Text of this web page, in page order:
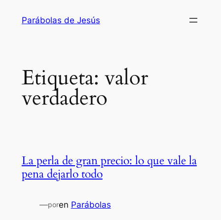
Parábolas de Jesús
Etiqueta: valor
verdadero
La perla de gran precio: lo que vale la
pena dejarlo todo
—poren Parábolas